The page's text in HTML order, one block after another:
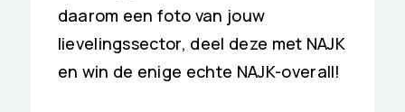
daarom een foto van jouw
lievelingssector, deel deze met NAJK
en win de enige echte NAJK-overall!